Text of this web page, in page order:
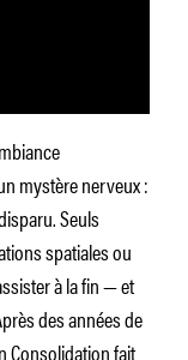
mystère nerveux :
Seuls
spatiales ou
à la fin — et
des années de
Consolidation fait